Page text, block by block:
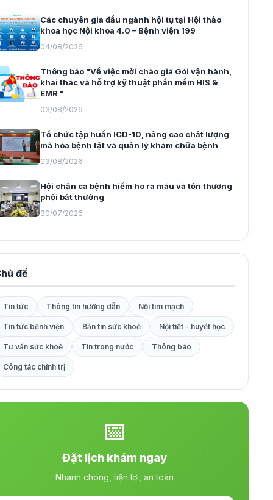
Các chuyên gia đầu ngành hội tụ tại Hội thảo
khoa học Nội khoa 4.0 – Bệnh viện 199
04/08/2026
Thông báo "Về việc mời chào giá Gói vận hành,
khai thác và hỗ trợ kỹ thuật phần mềm HIS &
EMR "
03/08/2026
Tổ chức tập huấn ICD-10, nâng cao chất lượng
mã hóa bệnh tật và quản lý khám chữa bệnh
03/08/2026
Hội chẩn ca bệnh hiếm ho ra máu và tổn thương
phổi bất thường
30/07/2026
đề
Tin tức Thông tin hướng dẫn Nội tim mạch
Tin tức bệnh viện Bản tin sức khoẻ Nội tiết - huyết học
Tư vấn sức khoẻ Tin trong nước Thông báo
Công tác chính trị
📅
Đặt lịch khám ngay
Nhanh chóng, tiện lợi, an toàn